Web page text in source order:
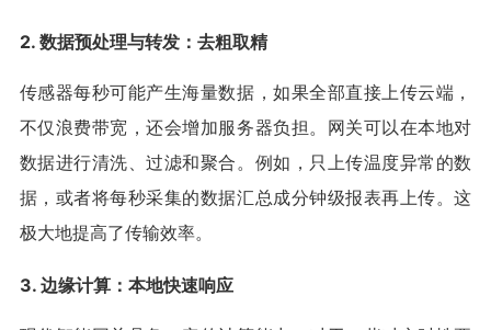
2. 数据预处理与转发：去粗取精
传感器每秒可能产生海量数据，如果全部直接上传云端，
不仅浪费带宽，还会增加服务器负担。网关可以在本地对
数据进行清洗、过滤和聚合。例如，只上传温度异常的数
据，或者将每秒采集的数据汇总成分钟级报表再上传。这
极大地提高了传输效率。
3. 边缘计算：本地快速响应